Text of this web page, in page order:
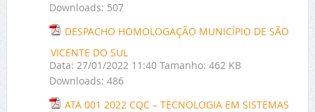
Downloads: 507
DESPACHO HOMOLOGAÇÃO MUNICÍPIO DE SÃO
VICENTE DO SUL
Data: 27/01/2022 11:40 Tamanho: 462 KB
Downloads: 486
ATA 001 2022 CQC – TECNOLOGIA EM SISTEMAS